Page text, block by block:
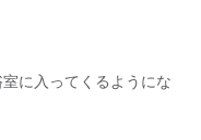
に入ってくるようにな